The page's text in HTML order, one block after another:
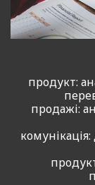
продукт:
продажі: